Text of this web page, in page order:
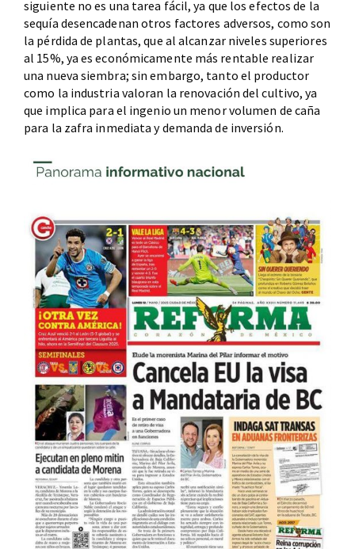
siguiente no es una tarea fácil, ya que los efectos de la
sequía desencadenan otros factores adversos, como son
la pérdida de plantas, que al alcanzar niveles superiores
al 15%, ya es económicamente más rentable realizar
una nueva siembra; sin embargo, tanto el productor
como la industria valoran la renovación del cultivo, ya
que implica para el ingenio un menor volumen de caña
para la zafra inmediata y demanda de inversión.